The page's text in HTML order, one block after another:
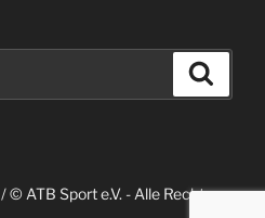
/ © ATB Sport e.V. - Alle Rechte